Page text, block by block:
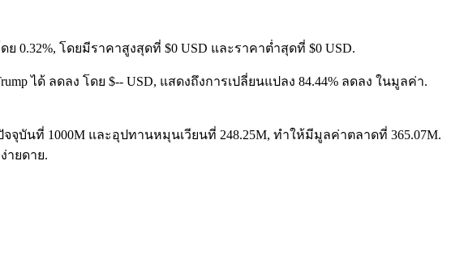
0.32%, โดยมีราคาสูงสุดที่ $0 USD และราคาต่ำสุดที่ $0 USD.
ได้ ลดลง โดย $-- USD, แสดงถึงการเปลี่ยนแปลง 84.44% ลดลง ในมูลค่า.
บันที่ 1000M และอุปทานหมุนเวียนที่ 248.25M, ทำให้มีมูลค่าตลาดที่ 365.07M.
ายดาย.